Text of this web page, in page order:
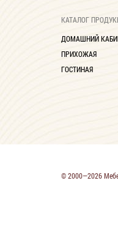
Глубина
КАТАЛОГ
ДОМАШНИЙ
ПРИХОЖАЯ
ГОСТИНАЯ
© 2000—2026